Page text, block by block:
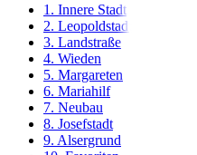
1. Innere Stadt
2. Leopoldstadt
3. Landstraße
4. Wieden
5. Margareten
6. Mariahilf
7. Neubau
8. Josefstadt
9. Alsergrund